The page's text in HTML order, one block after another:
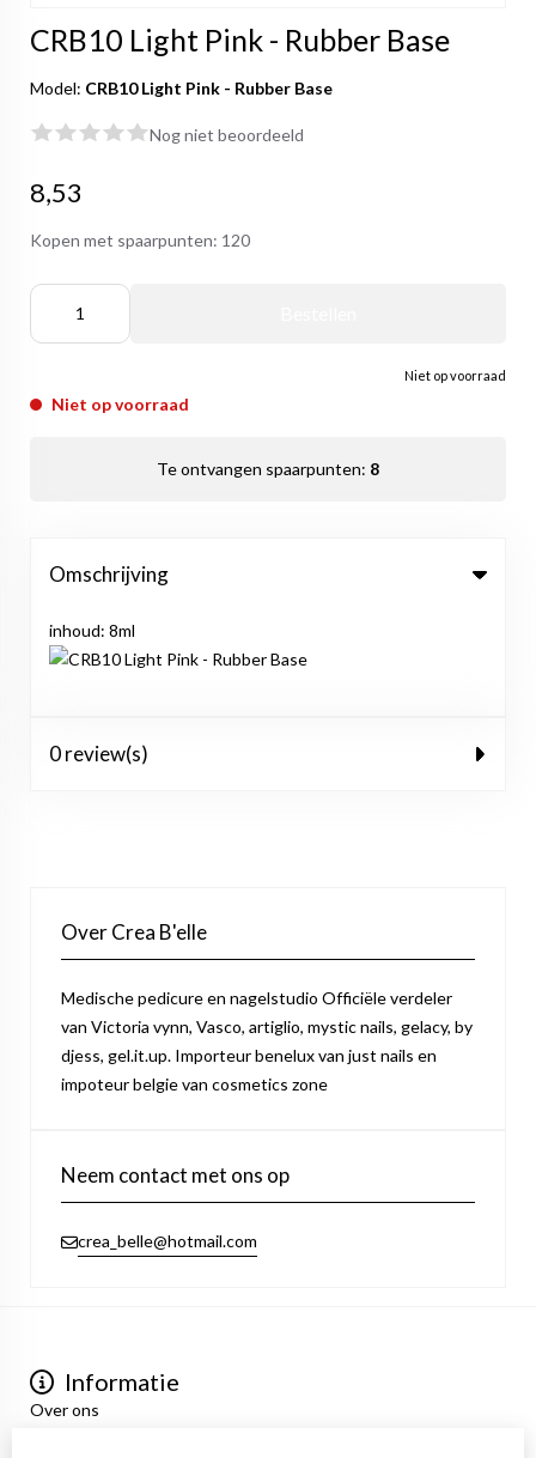
CRB10 Light Pink - Rubber Base
Model: CRB10 Light Pink - Rubber Base
Nog niet beoordeeld
8,53
Kopen met spaarpunten: 120
Niet op voorraad
Niet op voorraad
Te ontvangen spaarpunten: 8
Omschrijving
inhoud: 8ml
0 review(s)
Over Crea B'elle
Medische pedicure en nagelstudio Officiële verdeler
van Victoria vynn, Vasco, artiglio, mystic nails, gelacy, by
djess, gel.it.up. Importeur benelux van just nails en
impoteur belgie van cosmetics zone
Neem contact met ons op
crea_belle@hotmail.com
Informatie
Over ons